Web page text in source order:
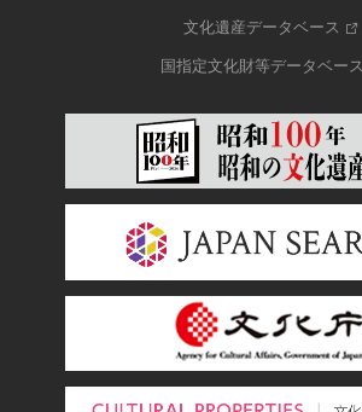
文化遺産データベース
国指定文化財等データベース